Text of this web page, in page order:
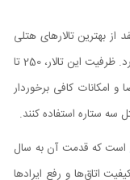
از بهترین تالارهای هتلی
است که فضایی مجلل برای پذیرایی از مهمان‌تان دارد. ظرفیت این تالار، 250 تا
و امکانات کافی برخوردار
سه ستاره استفاده کنند.
است که قدمت آن به سال
اتاق‌ها و رفع ایرادها